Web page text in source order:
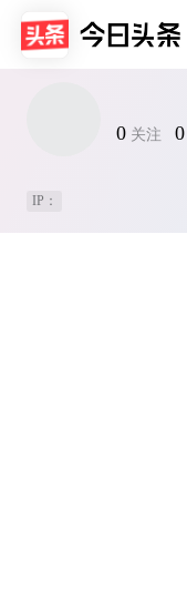
0 关注 0
IP：